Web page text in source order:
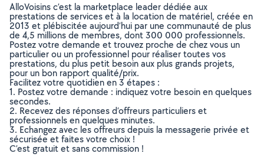
AlloVoisins c’est la marketplace leader dédiée aux
prestations de services et à la location de matériel, créée en
2013 et plébiscitée aujourd’hui par une communauté de plus
de 4,5 millions de membres, dont 300 000 professionnels.
Postez votre demande et trouvez proche de chez vous un
particulier ou un professionnel pour réaliser toutes vos
prestations, du plus petit besoin aux plus grands projets,
pour un bon rapport qualité/prix.
Facilitez votre quotidien en 3 étapes :
1. Postez votre demande : indiquez votre besoin en quelques
secondes.
2. Recevez des réponses d’offreurs particuliers et
professionnels en quelques minutes.
3. Echangez avec les offreurs depuis la messagerie privée et
sécurisée et faites votre choix !
C’est gratuit et sans commission !